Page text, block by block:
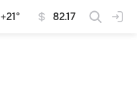
+21° 82.17